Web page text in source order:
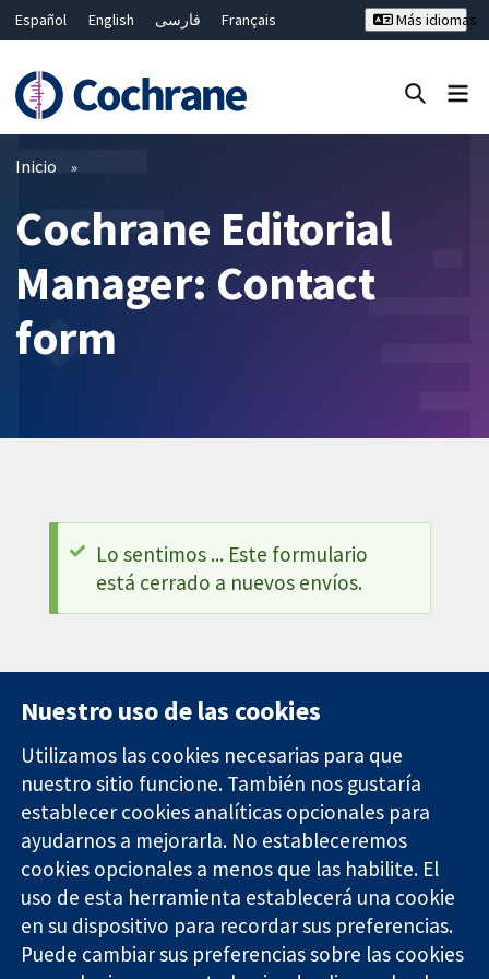
Español English فارسی
Français
Bahasa Malaysia
ไทย 繁體中文
Más idiomas
Inicio
Cochrane Editorial
Manager: Contact
form
Lo sentimos ... Este formulario
está cerrado a nuevos envíos.
Evidencia fiable.
Decisiones
informadas.
Mejor salud.
11-13 Cavendish
Square
Londres
W1G 0AN
Reino Unido
Contacto
Noticias
Prensa
Sobre
nosotros
Empleo
Cochrane
Library
Nuestro uso de las cookies
Utilizamos las cookies necesarias para que
nuestro sitio funcione. También nos gustaría
establecer cookies analíticas opcionales para
ayudarnos a mejorarla. No estableceremos
cookies opcionales a menos que las habilite. El
uso de esta herramienta establecerá una cookie
en su dispositivo para recordar sus preferencias.
Puede cambiar sus preferencias sobre las cookies